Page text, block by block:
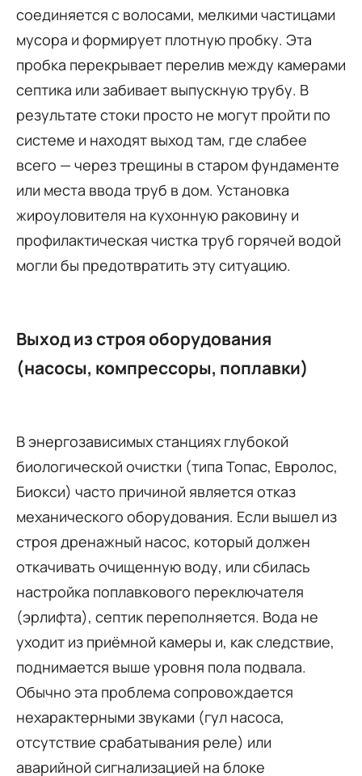
соединяется с волосами, мелкими частицами
мусора и формирует плотную пробку. Эта
пробка перекрывает перелив между камерами
септика или забивает выпускную трубу. В
результате стоки просто не могут пройти по
системе и находят выход там, где слабее
всего — через трещины в старом фундаменте
или места ввода труб в дом. Установка
жироуловителя на кухонную раковину и
профилактическая чистка труб горячей водой
могли бы предотвратить эту ситуацию.
Выход из строя оборудования
(насосы, компрессоры, поплавки)
В энергозависимых станциях глубокой
биологической очистки (типа Топас, Евролос,
Биокси) часто причиной является отказ
механического оборудования. Если вышел из
строя дренажный насос, который должен
откачивать очищенную воду, или сбилась
настройка поплавкового переключателя
(эрлифта), септик переполняется. Вода не
уходит из приёмной камеры и, как следствие,
поднимается выше уровня пола подвала.
Обычно эта проблема сопровождается
нехарактерными звуками (гул насоса,
отсутствие срабатывания реле) или
аварийной сигнализацией на блоке